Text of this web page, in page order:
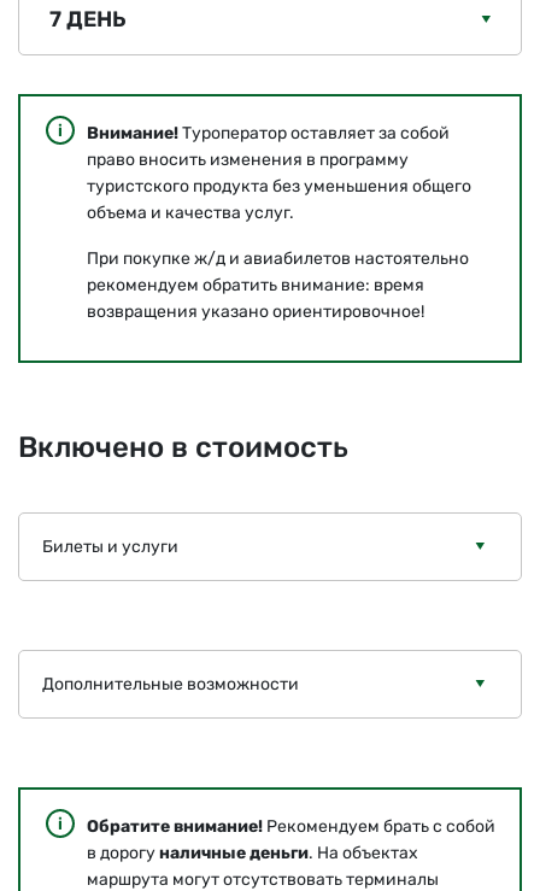
7 ДЕНЬ
Внимание!Туроператор оставляет за собой
право вносить изменения в программу
туристского продукта без уменьшения общего
объема и качества услуг.
При покупке ж/д и авиабилетов настоятельно
рекомендуем обратить внимание: время
возвращения указано ориентировочное!
Включено в стоимость
Билеты и услуги
Дополнительные возможности
Обратите внимание! Рекомендуем брать с собой
в дорогуналичные деньги. На объектах
маршрута могут отсутствовать терминалы